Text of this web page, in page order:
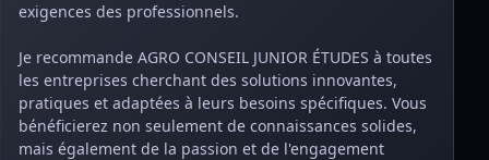
exigences des professionnels.
Je recommande AGRO CONSEIL JUNIOR ÉTUDES à toutes
les entreprises cherchant des solutions innovantes,
pratiques et adaptées à leurs besoins spécifiques. Vous
bénéficierez non seulement de connaissances solides,
mais également de la passion et de l'engagement